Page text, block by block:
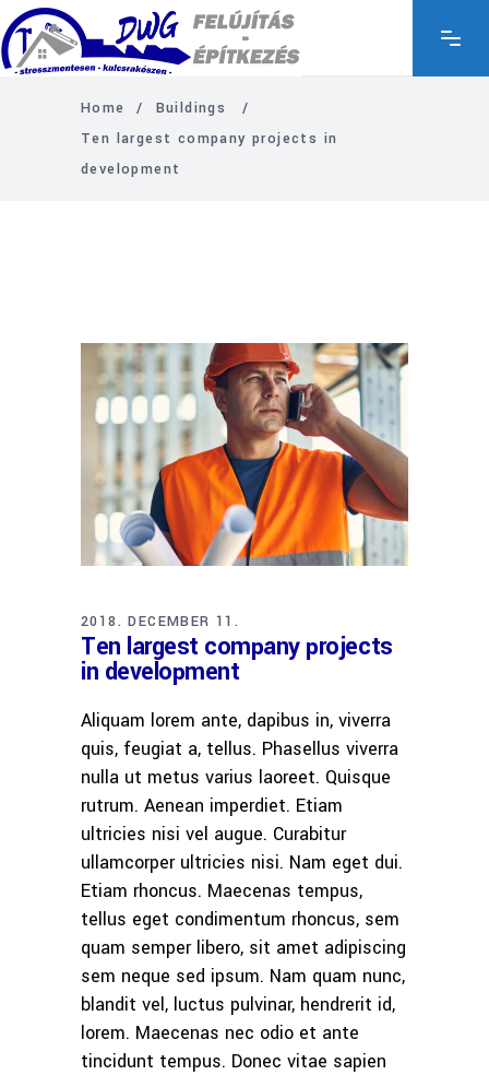
Home / Buildings
/
Ten largest company projects in
development
2018. DECEMBER 11.
Ten largest company projects
in development
Aliquam lorem ante, dapibus in, viverra
quis, feugiat a, tellus. Phasellus viverra
nulla ut metus varius laoreet. Quisque
rutrum. Aenean imperdiet. Etiam
ultricies nisi vel augue. Curabitur
ullamcorper ultricies nisi. Nam eget dui.
Etiam rhoncus. Maecenas tempus,
tellus eget condimentum rhoncus, sem
quam semper libero, sit amet adipiscing
sem neque sed ipsum. Nam quam nunc,
blandit vel, luctus pulvinar, hendrerit id,
lorem. Maecenas nec odio et ante
tincidunt tempus. Donec vitae sapien